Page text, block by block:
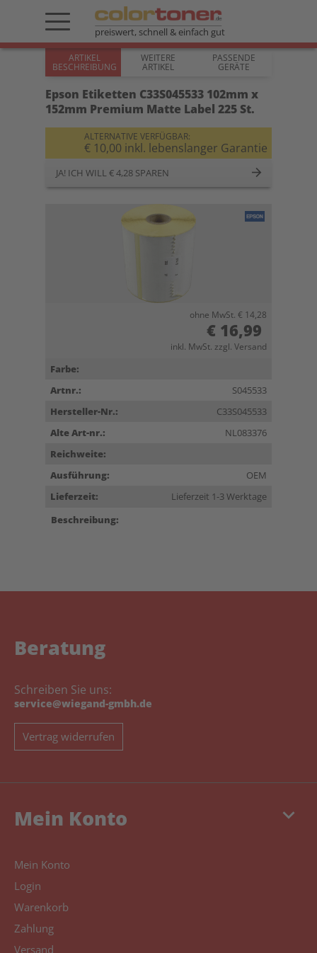
preiswert, schnell & einfach gut
ARTIKEL
BESCHREIBUNG
WEITERE
ARTIKEL
PASSENDE
GERÄTE
Epson Etiketten C33S045533 102mm x
152mm Premium Matte Label 225 St.
ALTERNATIVE VERFÜGBAR:
€ 10,00 inkl. lebenslanger Garantie
JA! ICH WILL € 4,28 SPAREN
ohne MwSt. € 14,28
€ 16,99
inkl. MwSt. zzgl. Versand
Farbe:
Artnr.:
S045533
Hersteller-Nr.:
C33S045533
Alte Art-nr.:
NL083376
Reichweite:
Ausführung:
OEM
Lieferzeit:
Lieferzeit 1-3 Werktage
Beschreibung:
Beratung
Schreiben Sie uns:
service@wiegand-gmbh.de
Vertrag widerrufen
keyboard_arrow_down
Mein Konto
Mein Konto
Login
Warenkorb
Zahlung
Versand